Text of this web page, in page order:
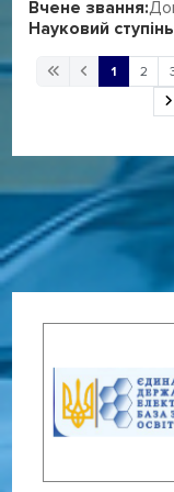
Вчене звання:
Науковий
1 2
Дочірні